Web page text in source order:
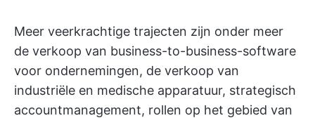
Meer veerkrachtige trajecten zijn onder meer
de verkoop van business-to-business-software
voor ondernemingen, de verkoop van
industriële en medische apparatuur, strategisch
accountmanagement, rollen op het gebied van